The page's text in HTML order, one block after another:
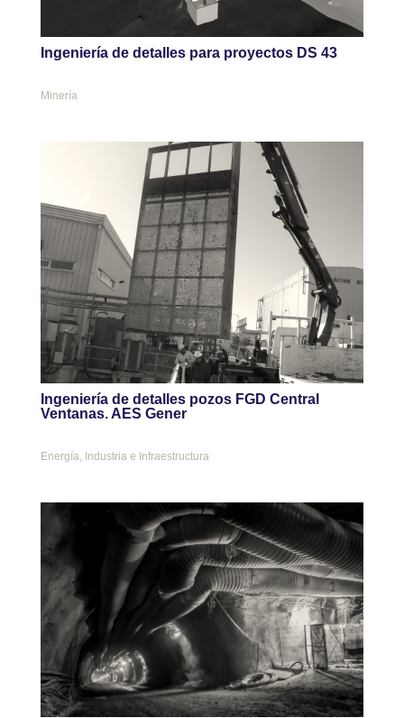
Ingeniería de detalles para proyectos DS 43
Minería
Ingeniería de detalles pozos FGD Central
Ventanas. AES Gener
Energía, Industria e Infraestructura